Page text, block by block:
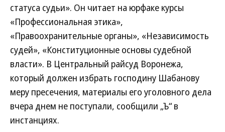
статуса судьи». Он читает на юрфаке курсы
«Профессиональная этика»,
«Правоохранительные органы», «Независимость
судей», «Конституционные основы судебной
власти». В Центральный райсуд Воронежа,
который должен избрать господину Шабанову
меру пресечения, материалы его уголовного дела
вчера днем не поступали, сообщили „Ъ“ в
инстанциях.